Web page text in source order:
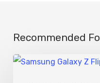
Recommended
Samsung